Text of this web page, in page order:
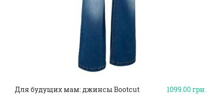
1099.00грн.
Для будущих мам: джинсы Bootcut